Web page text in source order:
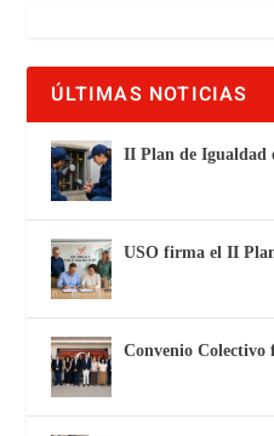
ÚLTIMAS NOTICIAS
II Plan de Igualdad
USO firma el II
Convenio